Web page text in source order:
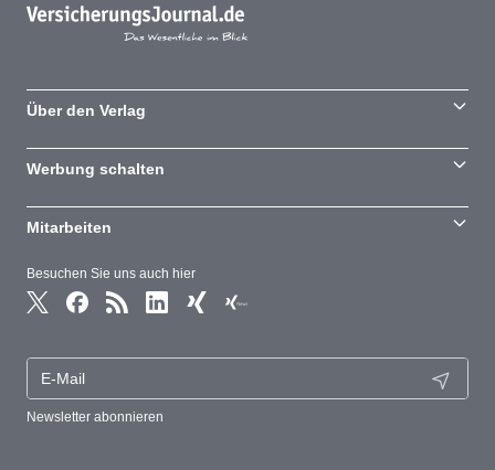
Besuchen Sie uns auch hier
Newsletter abonnieren
Über den Verlag
Werbung schalten
Mitarbeiten